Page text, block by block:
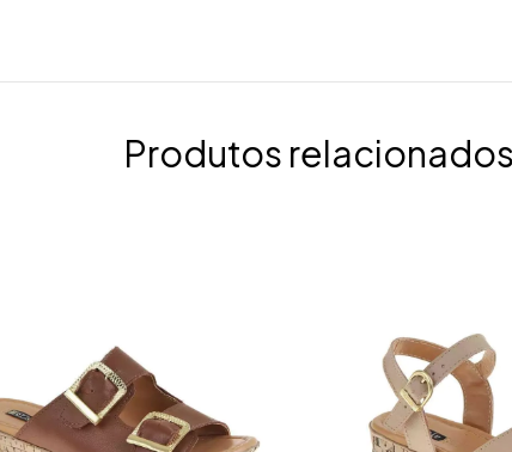
Produtos relacionados